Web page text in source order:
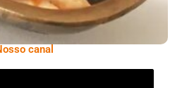
canal